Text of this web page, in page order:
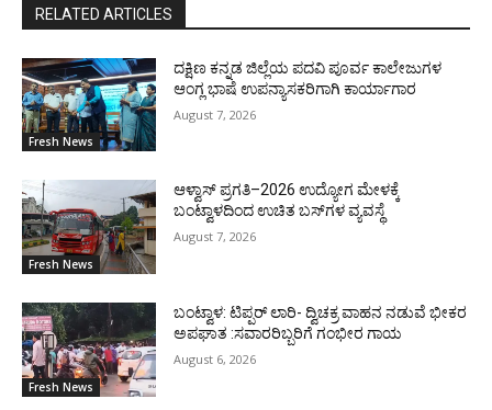
RELATED ARTICLES
Fresh News
ದಕ್ಷಿಣ ಕನ್ನಡ ಜಿಲ್ಲೆಯ ಪದವಿ ಪೂರ್ವ ಕಾಲೇಜುಗಳ
ಆಂಗ್ಲ ಭಾಷೆ ಉಪನ್ಯಾಸಕರಿಗಾಗಿ ಕಾರ್ಯಾಗಾರ
August 7, 2026
Fresh News
ಆಳ್ವಾಸ್ ಪ್ರಗತಿ–2026 ಉದ್ಯೋಗ ಮೇಳಕ್ಕೆ
ಬಂಟ್ವಾಳದಿಂದ ಉಚಿತ ಬಸ್‌ಗಳ ವ್ಯವಸ್ಥೆ
August 7, 2026
Fresh News
ಬಂಟ್ವಾಳ: ಟಿಪ್ಪರ್ ಲಾರಿ- ದ್ವಿಚಕ್ರ ವಾಹನ ನಡುವೆ ಭೀಕರ
ಅಪಘಾತ :ಸವಾರರಿಬ್ಬರಿಗೆ ಗಂಭೀರ ಗಾಯ
August 6, 2026